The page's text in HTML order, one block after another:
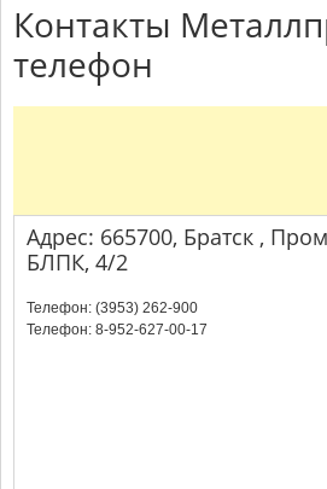
Контакты
телефон
Адрес: 665700, Братск ,
БЛПК, 4/2
Телефон: (3953) 262-900
Телефон: 8-952-627-00-17